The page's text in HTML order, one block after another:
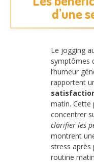
d’une
Le jogging
symptômes
l’humeur
rapportent
matin. Cette
concentrer
clarifier les
montrent
stress après
routine